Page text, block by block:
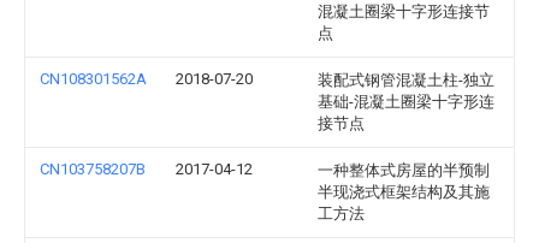
混凝土圈梁十字形连接节
点
CN108301562A 2018-07-20
装配式钢管混凝土柱-独立
基础-混凝土圈梁十字形连
接节点
CN103758207B 2017-04-12
一种整体式房屋的半预制
半现浇式框架结构及其施
工方法